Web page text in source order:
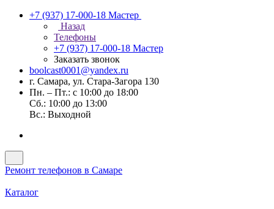
+7 (937) 17-000-18 Мастер
Назад
Телефоны
+7 (937) 17-000-18 Мастер
Заказать звонок
boolcast0001@yandex.ru
г. Самара, ул. Стара-Загора 130
Пн. – Пт.: с 10:00 до 18:00
Сб.: 10:00 до 13:00
Вс.: Выходной
Ремонт телефонов в Самаре
Каталог